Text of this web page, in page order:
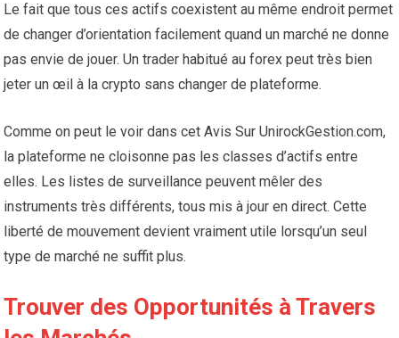
Le fait que tous ces actifs coexistent au même endroit permet
de changer d’orientation facilement quand un marché ne donne
pas envie de jouer. Un trader habitué au forex peut très bien
jeter un œil à la crypto sans changer de plateforme.
Comme on peut le voir dans cet Avis Sur UnirockGestion.com,
la plateforme ne cloisonne pas les classes d’actifs entre
elles. Les listes de surveillance peuvent mêler des
instruments très différents, tous mis à jour en direct. Cette
liberté de mouvement devient vraiment utile lorsqu’un seul
type de marché ne suffit plus.
Trouver des Opportunités à Travers